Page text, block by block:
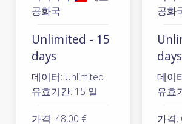
공화국
Unlimited - 15
days
데이터: Unlimited
유효기간: 15 일
가격: 48,00 €
공화
days
데이
유효
가격: